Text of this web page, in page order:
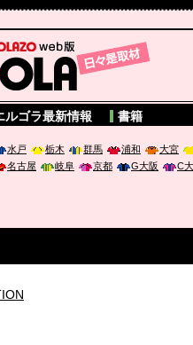
ルゴラ最新情報 書籍
水戸 栃木 群馬 浦和
大宮
名古屋 岐阜 京都 G大阪
C